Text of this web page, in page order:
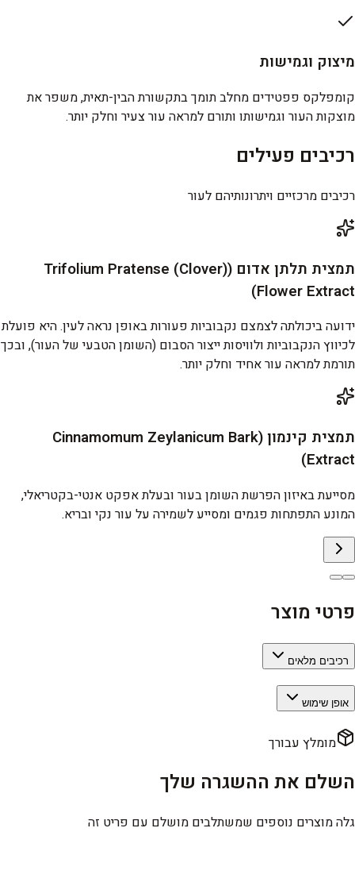
מיצוק וגמישות
קומפלקס פפטידים מחלב תומך בתקשורת הבין-תאית, משפר את
מוצקות העור וגמישותו ותורם למראה עור צעיר וחלק יותר.
רכיבים פעילים
רכיבים מרכזיים ויתרונותיהם לעור
תמצית תלתן אדום (Trifolium Pratense (Clover)
Flower Extract)
ידועה ביכולתה לצמצם נקבוביות פעורות באופן נראה לעין. היא פועלת
לכיווץ הנקבוביות ולוויסות ייצור הסבום (השומן הטבעי של העור), ובכך
תורמת למראה עור אחיד וחלק יותר.
תמצית קינמון (Cinnamomum Zeylanicum Bark
Extract)
מסייעת באיזון הפרשת השומן בעור ובעלת אפקט אנטי-בקטריאלי,
המונע התפתחות פגמים ומסייע לשמירה על עור נקי ובריא.
פרטי מוצר
רכיבים מלאים
אופן שימוש
מומלץ עבורך
השלם את ההשגרה שלך
גלה מוצרים נוספים שמשתלבים מושלם עם פריט זה